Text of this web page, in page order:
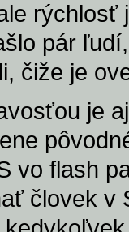
rýchlosť
pár
čiže je
je
vo flash
človek v